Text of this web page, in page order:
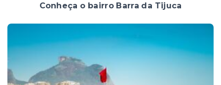
Conheça o bairro Barra da Tijuca